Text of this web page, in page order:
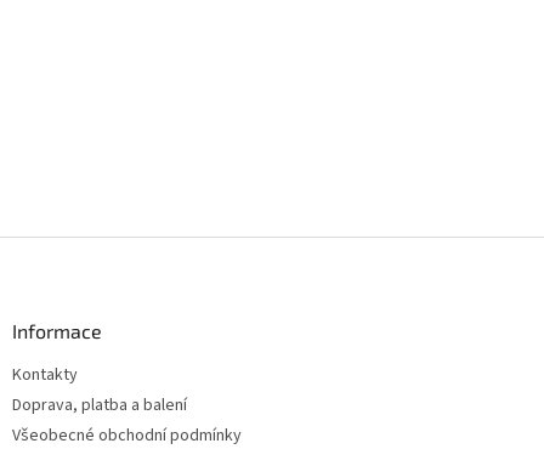
Informace
Kontakty
Doprava, platba a balení
Všeobecné obchodní podmínky